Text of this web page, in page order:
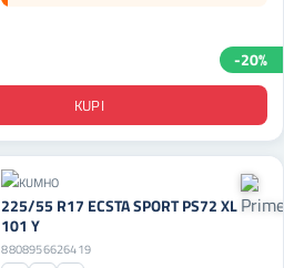
-20%
225/55 R17 ECSTA SPORT PS72 XL
101 Y
8808956626419